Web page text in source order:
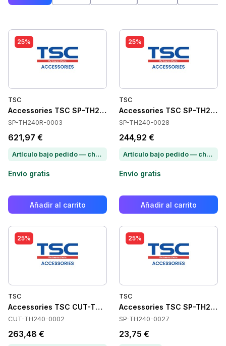
25%
TSC
Accessories TSC SP-TH240R-0003
SP-TH240R-0003
621,97 €
Artículo bajo pedido — chatea para conocer el plazo de entrega
Envío gratis
Añadir al carrito
25%
TSC
Accessories TSC SP-
SP-TH240-0028
244,92 €
Artículo bajo pedido — chatea para conocer el plazo de entrega
Envío gratis
Añadir al carrito
25%
TSC
Accessories TSC CUT-TH240-0002
CUT-TH240-0002
263,48 €
25%
TSC
Accessories TSC SP-
SP-TH240-0027
23,75 €